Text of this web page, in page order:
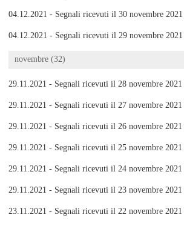
04.12.2021 - Segnali ricevuti il 30 novembre 2021
04.12.2021 - Segnali ricevuti il 29 novembre 2021
novembre (32)
29.11.2021 - Segnali ricevuti il 28 novembre 2021
29.11.2021 - Segnali ricevuti il 27 novembre 2021
29.11.2021 - Segnali ricevuti il 26 novembre 2021
29.11.2021 - Segnali ricevuti il 25 novembre 2021
29.11.2021 - Segnali ricevuti il 24 novembre 2021
29.11.2021 - Segnali ricevuti il 23 novembre 2021
23.11.2021 - Segnali ricevuti il 22 novembre 2021